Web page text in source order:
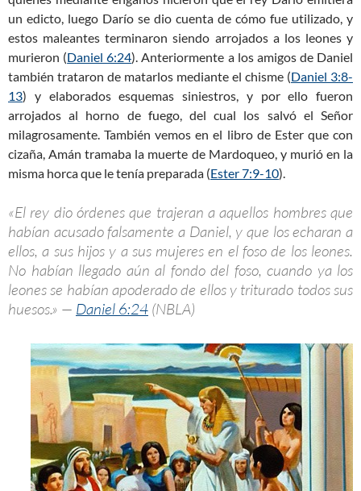
un edicto, luego Darío se dio cuenta de cómo fue utilizado, y
estos maleantes terminaron siendo arrojados a los leones y
murieron (Daniel 6:24). Anteriormente a los amigos de Daniel
también trataron de matarlos mediante el chisme (Daniel 3:8-
13) y elaborados esquemas siniestros, y por ello fueron
arrojados al horno de fuego, del cual los salvó el Señor
milagrosamente. También vemos en el libro de Ester que con
cizaña, Amán tramaba la muerte de Mardoqueo, y murió en la
misma horca que le tenía preparada (Ester 7:9-10).
«El rey dio órdenes que trajeran a aquellos hombres que
habían acusado falsamente a Daniel, y que los echaran a
ellos, a sus hijos y a sus mujeres en el foso de los leones.
No habían llegado aún al fondo del foso, cuando ya los
leones se habían apoderado de ellos y triturado todos sus
huesos.» — Daniel 6:24 (NBLA)